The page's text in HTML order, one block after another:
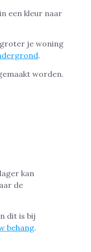
een kleur naar
je woning
.
worden.
kan
de
dit is bij
behang.